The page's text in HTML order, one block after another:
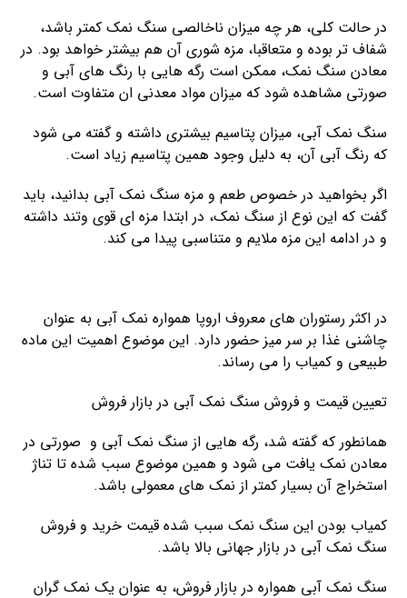
در حالت کلی، هر چه میزان ناخالصی سنگ نمک کمتر باشد،
شفاف تر بوده و متعاقبا، مزه شوری آن هم بیشتر خواهد بود. در
معادن سنگ نمک، ممکن است رگه هایی با رنگ های آبی و
صورتی مشاهده شود که میزان مواد معدنی ان متفاوت است.
سنگ نمک آبی، میزان پتاسیم بیشتری داشته و گفته می شود
که رنگ آبی آن، به دلیل وجود همین پتاسیم زیاد است.
اگر بخواهید در خصوص طعم و مزه سنگ نمک آبی بدانید، باید
گفت که این نوع از سنگ نمک، در ابتدا مزه ای قوی وتند داشته
و در ادامه این مزه ملایم و متناسبی پیدا می کند.
در اکثر رستوران های معروف اروپا همواره نمک آبی به عنوان
چاشنی غذا بر سر میز حضور دارد. این موضوع اهمیت این ماده
طبیعی و کمیاب را می رساند.
تعیین قیمت و فروش سنگ نمک آبی در بازار فروش
همانطور که گفته شد، رگه هایی از سنگ نمک آبی و صورتی در
معادن نمک یافت می شود و همین موضوع سبب شده تا تناژ
استخراج آن بسیار کمتر از نمک های معمولی باشد.
کمیاب بودن این سنگ نمک سبب شده قیمت خرید و فروش
سنگ نمک آبی در بازار جهانی بالا باشد.
سنگ نمک آبی همواره در بازار فروش، به عنوان یک نمک گران